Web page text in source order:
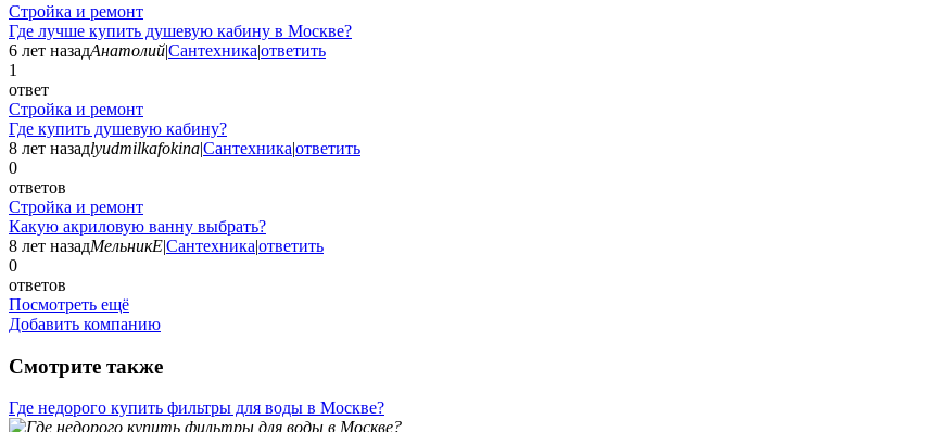
Стройка и ремонт
Где лучше купить душевую кабину в Москве?
6 лет назадАнатолий|Сантехника|ответить
1
ответ
Стройка и ремонт
Где купить душевую кабину?
8 лет назадlyudmilkafokina|Сантехника|ответить
0
ответов
Стройка и ремонт
Какую акриловую ванну выбрать?
8 лет назадМельникЕ|Сантехника|ответить
0
ответов
Посмотреть ещё
Добавить компанию
Смотрите также
Где недорого купить фильтры для воды в Москве?